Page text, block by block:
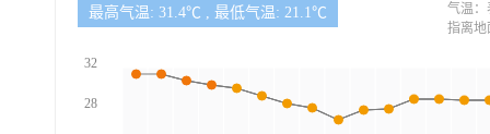
最高气温: 31.4℃ , 最低气温: 21.1℃
32
28
气温：
指离地